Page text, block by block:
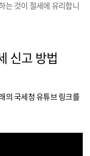
는 것이 절세에 유리합니
신고 방법
의 국세청 유튜브 링크를